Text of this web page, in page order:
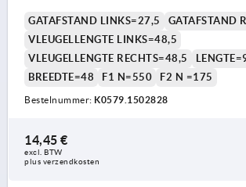
GATAFSTAND LINKS=27,5
GATAFSTAND
VLEUGELLENGTE LINKS=48,5
VLEUGELLENGTE RECHTS=48,5
BREEDTE=48
F1 N=550 F2 N =175
Bestelnummer: K0579.1502828
14,45 €
excl. BTW
plus verzendkosten